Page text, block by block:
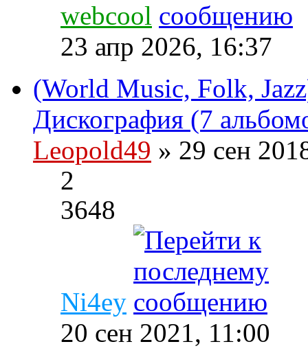
webcool
23 апр 2026, 16:37
(World Music, Folk,
Дискография (7
Leopold49 » 29 сен
2
3648
Ni4ey
20 сен 2021, 11:00